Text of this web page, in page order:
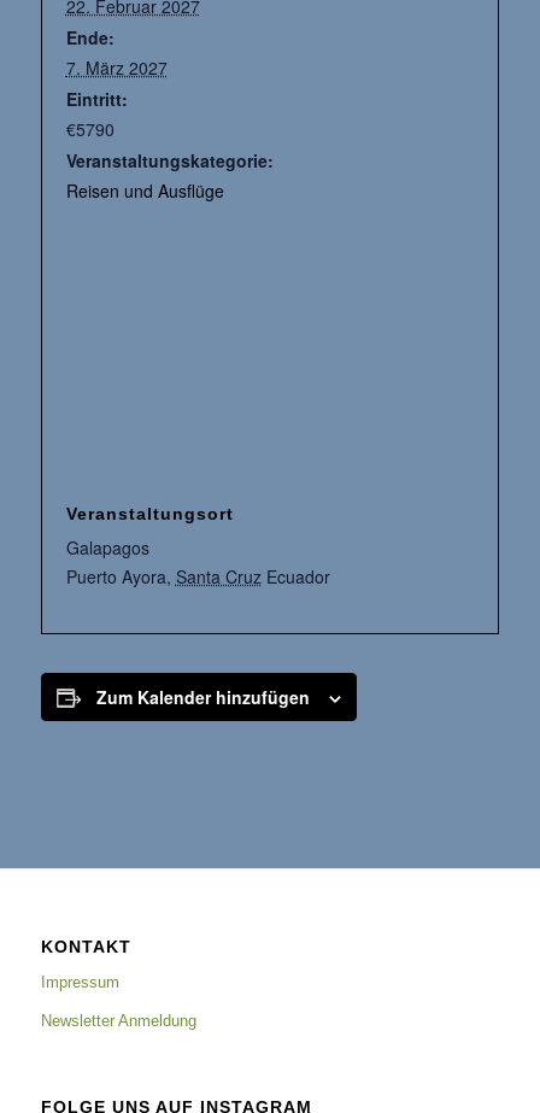
22. Februar 2027
Ende:
7. März 2027
Eintritt:
€5790
Veranstaltungskategorie:
Reisen und Ausflüge
Veranstaltungsort
Galapagos
Puerto Ayora, Santa Cruz Ecuador
Zum Kalender hinzufügen
KONTAKT
Impressum
Newsletter Anmeldung
FOLGE UNS AUF INSTAGRAM